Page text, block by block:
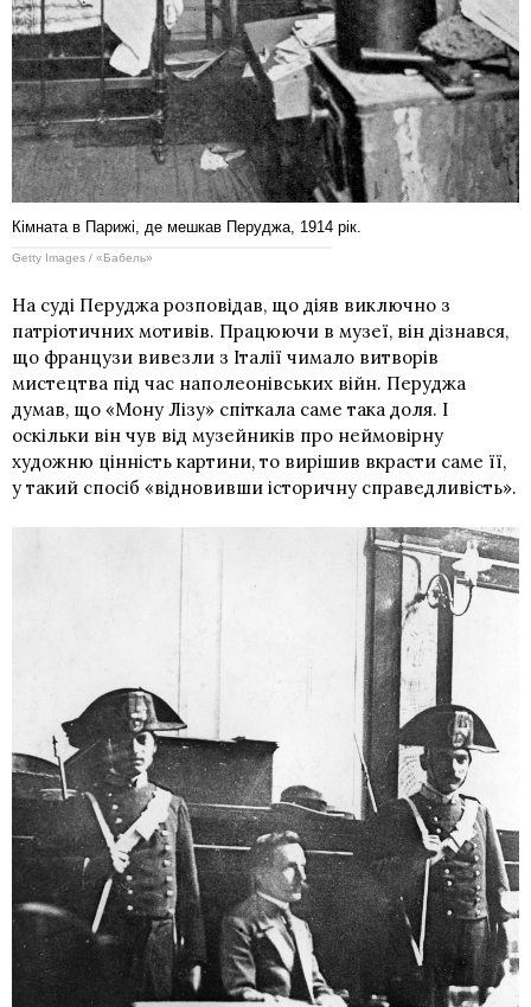
Кімната в Парижі, де мешкав Перуджа, 1914 рік.
Getty Images / «Бабель»
На суді Перуджа розповідав, що діяв виключно з
патріотичних мотивів. Працюючи в музеї, він дізнався,
що французи вивезли з Італії чимало витворів
мистецтва під час наполеонівських війн. Перуджа
думав, що «Мону Лізу» спіткала саме така доля. І
оскільки він чув від музейників про неймовірну
художню цінність картини, то вирішив вкрасти саме її,
у такий спосіб «відновивши історичну справедливість».